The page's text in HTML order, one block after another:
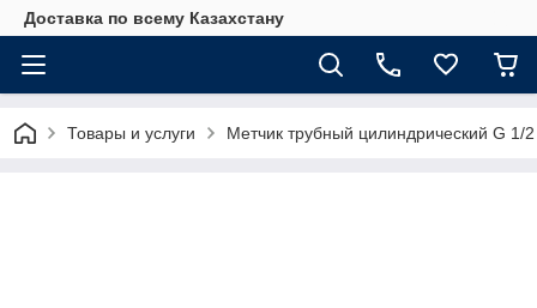
Доставка по всему Казахстану
Товары и услуги Метчик трубный цилиндрический G 1/